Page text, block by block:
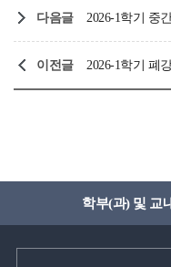
다음글 2026-1학기 중
이전글 2026-1학기 폐
학부(과) 및 교